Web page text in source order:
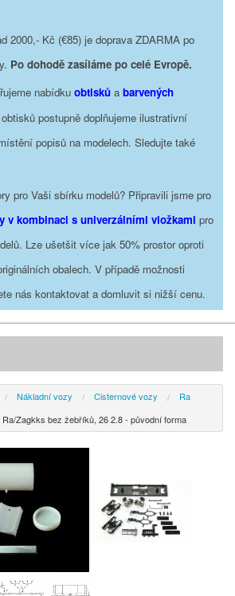
2000,- Kč (€85) je doprava ZDARMA po
Po dohodě zasíláme po celé Evropě.
nabídku obtisků a barvených
postupně doplňujeme ilustrativní
popisů na modelech. Sledujte také
pro Vaši sbírku modelů? Připravili jsme pro
v kombinaci s univerzálními vložkami pro
Lze ušetšit více jak 50% prostor oproti
obalech. V případě možnosti
nás kontaktovat a domluvit si nižší cenu.
Nákladní vozy Cisternové vozy
Ra
Ra/Zagkks bez žebříků, 26 2.8 - původní forma